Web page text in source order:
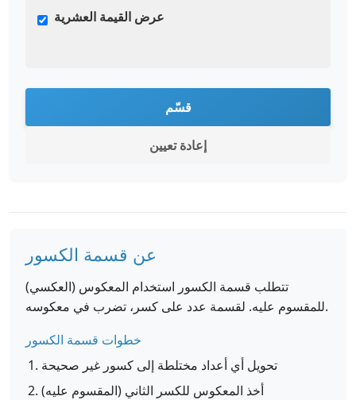
عرض القيمة العشرية
قسّم
إعادة تعيين
عن قسمة الكسور
تتطلب قسمة الكسور استخدام المعكوس (العكسي)
للمقسوم عليه. لقسمة عدد على كسر، تضرب في معكوسه.
خطوات قسمة الكسور
تحويل أي أعداد مختلطة إلى كسور غير صحيحة
أخذ المعكوس للكسر الثاني (المقسوم عليه)